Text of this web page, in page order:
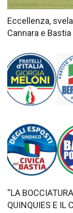
Eccellenza,
Cannara e Bastia
“LA
QUINQUIES E IL